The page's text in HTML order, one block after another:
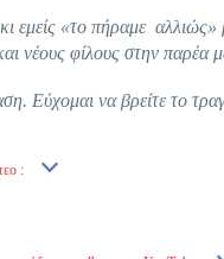
εμείς «το πήραμε αλλιώς»
νέους φίλους στην παρέα
Εύχομαι να βρείτε το
: